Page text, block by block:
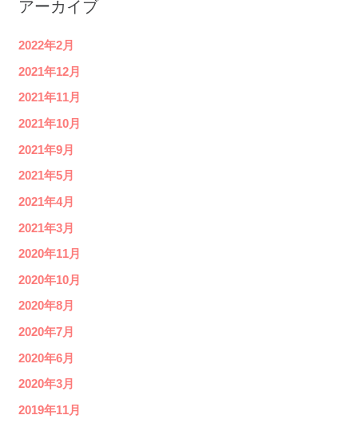
アーカイブ
2022年2月
2021年12月
2021年11月
2021年10月
2021年9月
2021年5月
2021年4月
2021年3月
2020年11月
2020年10月
2020年8月
2020年7月
2020年6月
2020年3月
2019年11月